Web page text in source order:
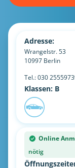
Adresse:
Wrangelstr. 53
10997 Berlin
Tel.:030
Klassen: B
Online
nötig